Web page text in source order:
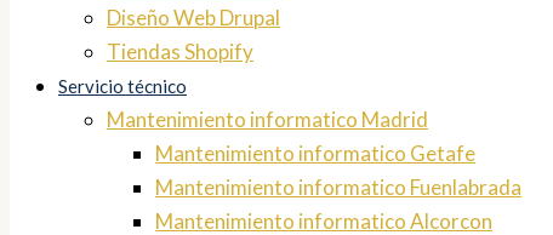
Diseño Web Drupal
Tiendas Shopify
Servicio técnico
Mantenimiento informatico Madrid
Mantenimiento informatico Getafe
Mantenimiento informatico Fuenlabrada
Mantenimiento informatico Alcorcon